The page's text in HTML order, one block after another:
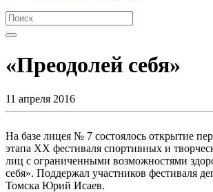
«Преодолей себя»
11 апреля 2016
На базе лицея № 7 состоялось открытие
этапа XХ фестиваля спортивных и
лиц с ограниченными возможностями
себя». Поддержал участников фестиваля
Томска Юрий Исаев.